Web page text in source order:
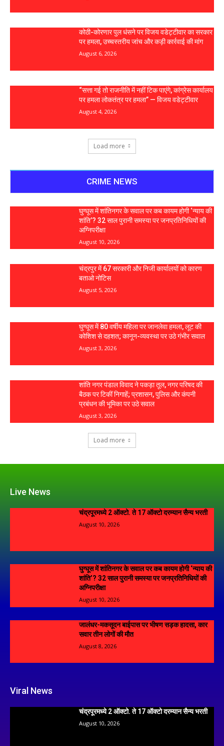
कोठी-कोरणार पुल धंसने पर विजय वडेट्टीवार का सरकार
पर हमला, उच्चस्तरीय जांच और कड़ी कार्रवाई की मांग
August 6, 2026
“सत्ता गई तो राजनीति में नहीं टिक पाएंगे, कांग्रेस कार्यालय
पर हमला लोकतंत्र पर हमला” — विजय वडेट्टीवार
August 4, 2026
Load more
CRIME NEWS
घुग्घूस में शांतिनगर के सवाल पर कब कायम होगी ‘न्याय की
शांति’? 32 साल पुरानी समस्या पर जनप्रतिनिधियों की
अग्निपरीक्षा
August 10, 2026
चंद्रपुर में 67 सरकारी और निजी कार्यालयों को कारण
बताओ नोटिस
August 5, 2026
घुग्घूस में 80 वर्षीय महिला पर जानलेवा हमला, लूट की
कोशिश से दहशत; कानून-व्यवस्था पर उठे गंभीर सवाल
August 3, 2026
शांति नगर पंडाल विवाद ने पकड़ा तूल, नगर परिषद की
बैठक पर टिकीं निगाहें; प्रशासन, पुलिस और कंपनी
प्रबंधन की भूमिका पर उठे सवाल
August 3, 2026
Load more
Live News
चंद्रपूरमध्ये 2 ऑक्टो. ते 17 ऑक्टो दरम्यान सैन्य भरती
August 10, 2026
घुग्घूस में शांतिनगर के सवाल पर कब कायम होगी ‘न्याय की
शांति’? 32 साल पुरानी समस्या पर जनप्रतिनिधियों की
अग्निपरीक्षा
August 10, 2026
जालंधर-मकसूदन बाईपास पर भीषण सड़क हादसा, कार
सवार तीन लोगों की मौत
August 8, 2026
Viral News
चंद्रपूरमध्ये 2 ऑक्टो. ते 17 ऑक्टो दरम्यान सैन्य भरती
August 10, 2026